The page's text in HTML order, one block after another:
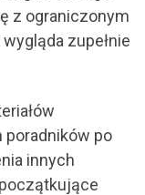
z ograniczonym
zupełnie
po
innych